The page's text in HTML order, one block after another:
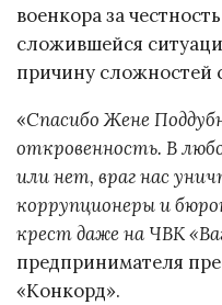
военкора за
сложившейся
причину сложностей
«Спасибо Жене
откровенность. В
или нет, враг нас
коррупционеры и
крест даже на ЧВК
предпринимателя
«Конкорд».